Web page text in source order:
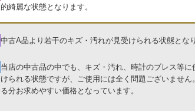
的綺麗な状態となります。
中古A品より若干のキズ・汚れが見受けられる状態とな
当店の中古品の中でも、キズ・汚れ、時計のブレス等に
けられる状態ですが、ご使用には全く問題ございません
る分お求めやすい価格となっています。